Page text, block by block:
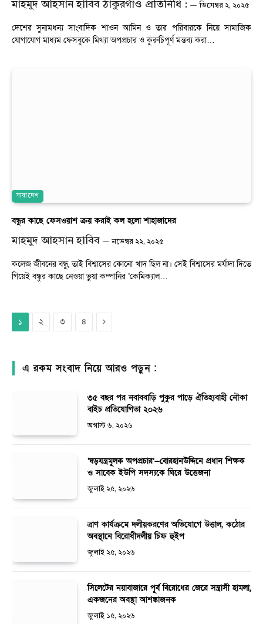
মাহমুদ আহসান হাবিব ঠাকুরগাঁও প্রতিনিধি : ডিসেম্বর ২, ২০২৫
দেশের সুনামধন্য সাংবাদিক শাওন আমিন ও তার পরিবারকে নিয়ে সামাজিক
যোগাযোগ মাধ্যম ফেসবুকে মিথ্যা অপপ্রচার ও কুরুচিপূর্ণ মন্তব্য করা…
সারাদেশ
বন্ধুর কাছে ফেসওয়াশ ক্রয় করাই কল হলো শাহাজাদের
মাহমুদ আহসান হাবিব নভেম্বর ২২, ২০২৫
কলেজ জীবনের বন্ধু, তাই বিশ্বাসের কোনো খাদ ছিল না। সেই বিশ্বাসের মর্যাদা দিতে
গিয়েই বন্ধুর কাছে নেওয়া ভুয়া কম্পানির ‘কেমিক্যাল…
১ ২ ৩ ৪ Next
এ রকম সংবাদ নিয়ে আরও পড়ুন :
৩৫ বছর পর নবাববাড়ি পুকুর পাড়ে ঐতিহ্যবাহী নৌকা
বাইচ প্রতিযোগিতা ২০২৬
অগাস্ট ৬, ২০২৬
‘ষড়যন্ত্রমূলক অপপ্রচার’—বোরহানউদ্দিনে প্রধান শিক্ষক
ও সাবেক ইউপি সদস্যকে ঘিরে উত্তেজনা
জুলাই ২৫, ২০২৬
ত্রাণ কার্যক্রমে দলীয়করণের অভিযোগে উত্তাল, কঠোর
অবস্থানে বিরোধীদলীয় চিফ হুইপ
জুলাই ২৫, ২০২৬
সিলেটের নয়াবাজারে পূর্ব বিরোধের জেরে সন্ত্রাসী হামলা,
একজনের অবস্থা আশঙ্কাজনক
জুলাই ১৫, ২০২৬